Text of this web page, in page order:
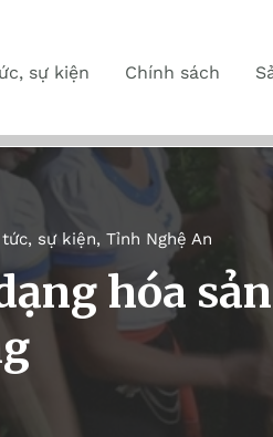
sự kiện Chính sách
sự kiện, Tỉnh Nghệ An
hóa